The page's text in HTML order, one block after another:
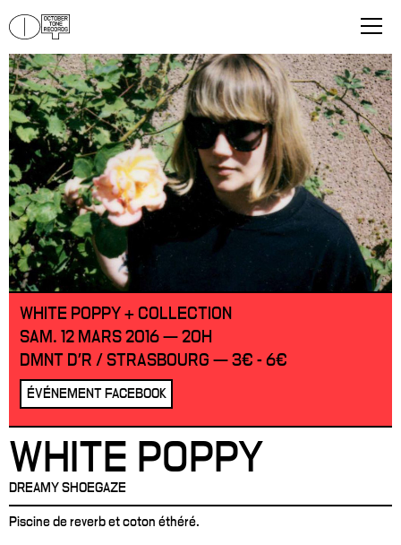
WHITE POPPY + COLLECTION
SAM. 12 MARS 2016 — 20H
DMNT D'R / STRASBOURG — 3€ - 6€
ÉVÉNEMENT FACEBOOK
WHITE POPPY
DREAMY SHOEGAZE
Piscine de reverb et coton éthéré.